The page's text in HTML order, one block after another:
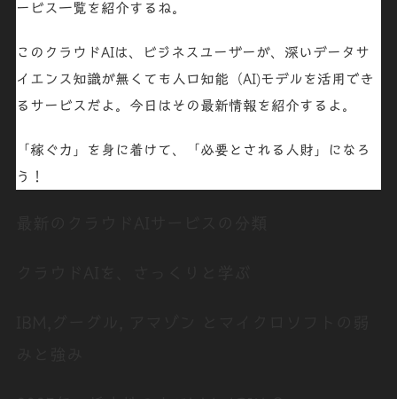
ービス一覧を紹介するね。
このクラウドAIは、ビジネスユーザーが、深いデータサ
イエンス知識が無くても人口知能（AI)モデルを活用でき
るサービスだよ。今日はその最新情報を紹介するよ。
「稼ぐ力」を身に着けて、「必要とされる人財」になろ
う！